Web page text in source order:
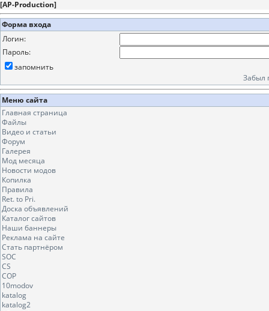
[AP-Production]
Форма входа
Логин:
Пароль:
запомнить
Забыл
Меню сайта
Главная страница
Файлы
Видео и статьи
Форум
Галерея
Мод месяца
Новости модов
Копилка
Правила
Ret. to Pri.
Доска объявлений
Каталог сайтов
Наши баннеры
Реклама на сайте
Стать партнёром
SOC
CS
COP
10modov
katalog
katalog2